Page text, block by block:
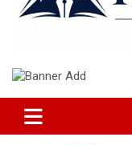
The Hillpost